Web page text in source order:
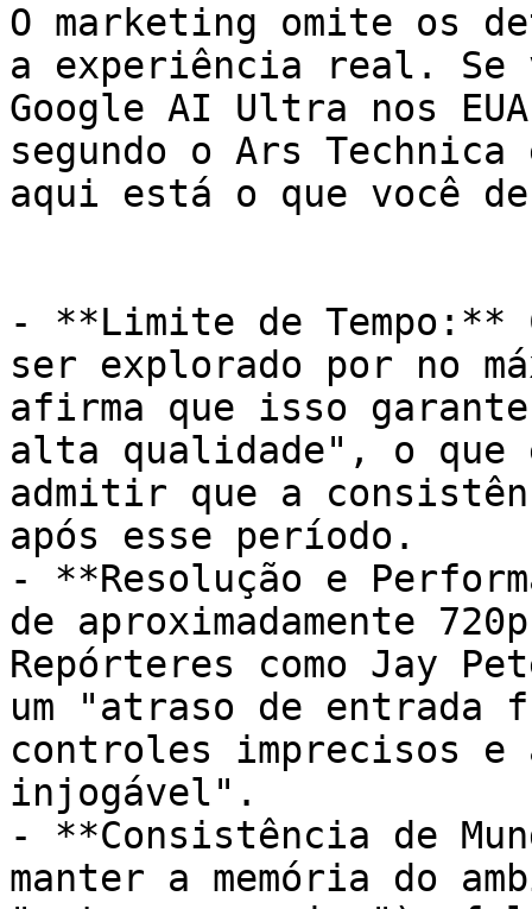
O marketing omite os
a experiência real. Se
Google AI Ultra nos
segundo o Ars
aqui está o que você
- **Limite de Tempo:**
ser explorado por no
afirma que isso
alta qualidade", o que
admitir que a
após esse período.
- **Resolução e
de aproximadamente
Repórteres como Jay
um "atraso de entrada
controles imprecisos e
injogável".
- **Consistência de
manter a memória do